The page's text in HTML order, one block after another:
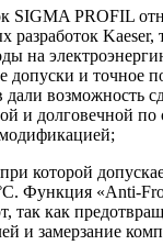
SIGMA PROFIL
разработок Kaeser,
на
и точное
возможность
и долговечной по
которой
Функция «Anti-
так как
и замерзание